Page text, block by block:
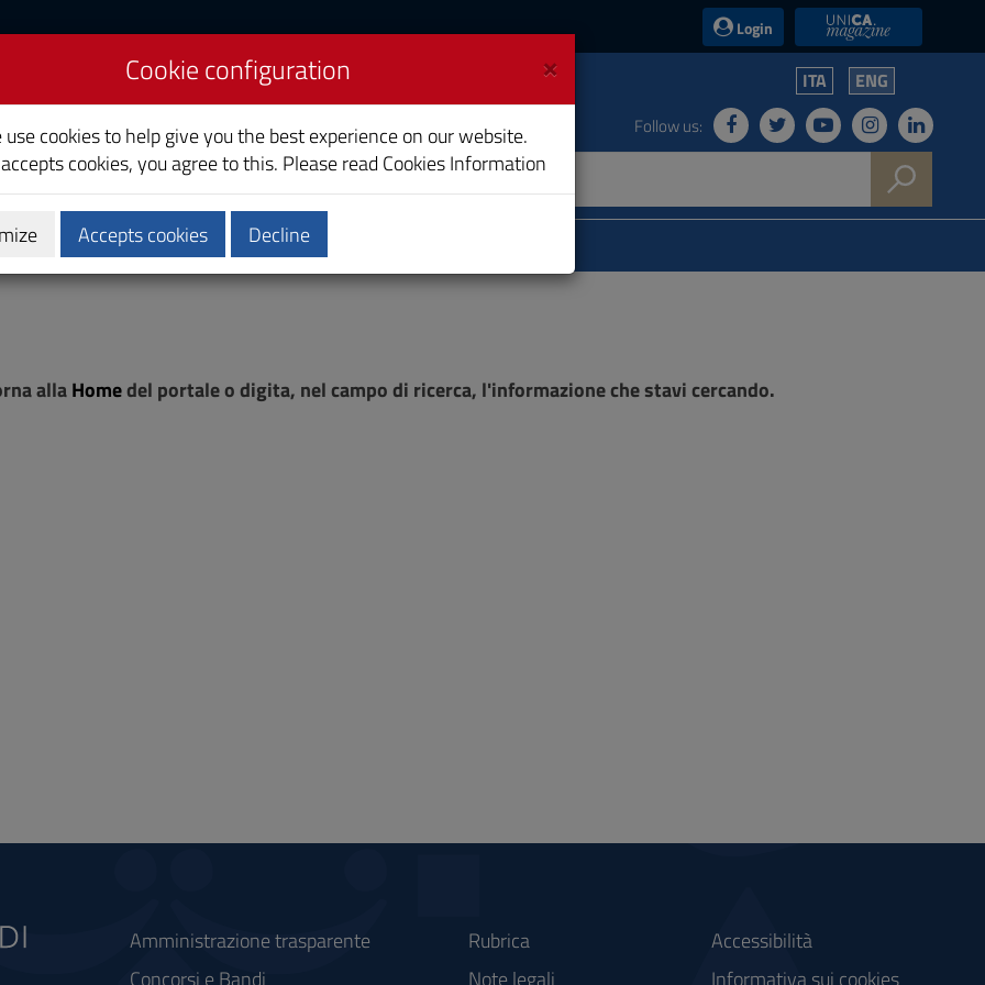
Login UniCA News
ITA ENG
Follow us:
Research Society and territory
allaHomedel portale o digita, nel campo di ricerca, l'informazione che stavi cercando.
Amministrazione trasparente
Concorsi e Bandi
Rubrica
Note legali
Accessibilità
Informativa sui cookies
×
Cookie configuration
use cookies to help give you the best experience on our website.
cookies, you agree to this. Please read Cookies Information
Accepts cookies Decline